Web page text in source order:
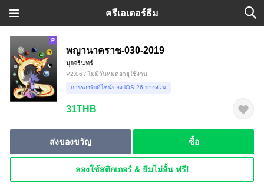
ครีเอเตอร์ธีม
พญานาคราช-030-2019
มุจจรินทร์
V2.06 / ไม่มีวันหมดอายุใช้งาน
การรองรับดีไซน์ของ iOS 26 บางส่วน
31THB
ส่งของขวัญ ซื้อ
ลองใช้สติกเกอร์ & ธีมไม่อั้น ฟรี!